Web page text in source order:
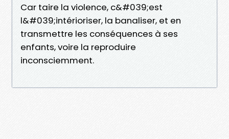
Car taire la violence, c&#039;est
l&#039;intérioriser, la banaliser, et en
transmettre les conséquences à ses
enfants, voire la reproduire
inconsciemment.